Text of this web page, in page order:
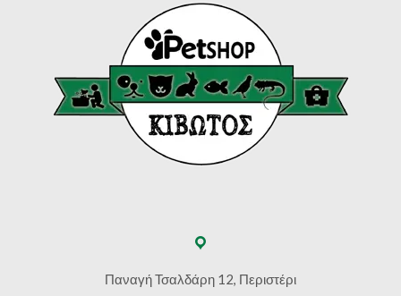
Παναγή Τσαλδάρη 12, Περιστέρι